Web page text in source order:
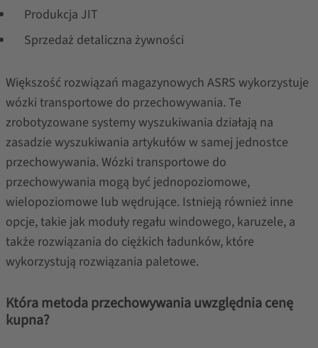
Produkcja JIT
Sprzedaż detaliczna żywności
Większość rozwiązań magazynowych ASRS wykorzystuje
wózki transportowe do przechowywania. Te
zrobotyzowane systemy wyszukiwania działają na
zasadzie wyszukiwania artykułów w samej jednostce
przechowywania. Wózki transportowe do
przechowywania mogą być jednopoziomowe,
wielopoziomowe lub wędrujące. Istnieją również inne
opcje, takie jak moduły regału windowego, karuzele, a
także rozwiązania do ciężkich ładunków, które
wykorzystują rozwiązania paletowe.
Która metoda przechowywania uwzględnia cenę
kupna?